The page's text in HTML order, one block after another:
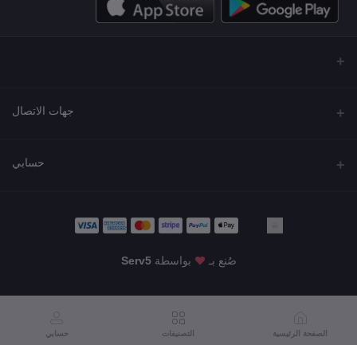
جهات الاتصال
حسابي
تتبع الطلب
صُنع بـ بواسطةServ5
الصفحة الرئيسية التصنيفات حسابي